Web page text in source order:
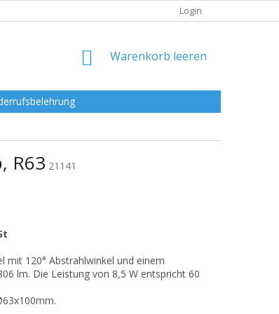
Login
WARENKORB
Warenkorb leeren
R63 21141
mit 120° Abstrahlwinkel und einem
lm. Die Leistung von 8,5 W entspricht 60